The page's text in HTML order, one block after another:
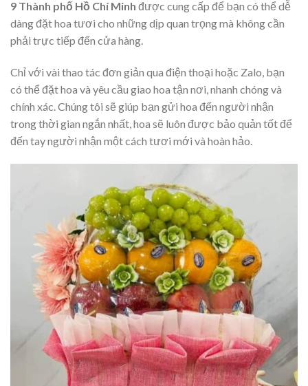
9 Thành phố Hồ Chí Minh được cung cấp để bạn có thể dễ
dàng đặt hoa tươi cho những dịp quan trọng mà không cần
phải trực tiếp đến cửa hàng.
Chỉ với vài thao tác đơn giản qua điện thoại hoặc Zalo, bạn
có thể đặt hoa và yêu cầu giao hoa tận nơi, nhanh chóng và
chính xác. Chúng tôi sẽ giúp bạn gửi hoa đến người nhận
trong thời gian ngắn nhất, hoa sẽ luôn được bảo quản tốt để
đến tay người nhận một cách tươi mới và hoàn hảo.